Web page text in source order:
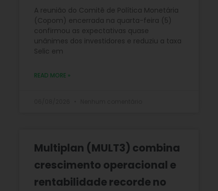
A reunião do Comitê de Política Monetária
(Copom) encerrada na quarta-feira (5)
confirmou as expectativas quase
unânimes dos investidores e reduziu a taxa
Selic em
READ MORE »
Multiplan (MULT3) combina
crescimento operacional e
rentabilidade recorde no